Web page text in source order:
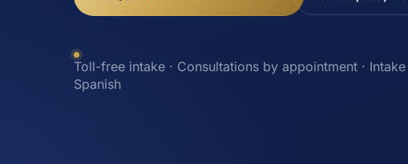
Toll-free intake · Consultations by appointment ·
Spanish